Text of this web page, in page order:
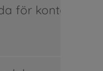
för kontakt